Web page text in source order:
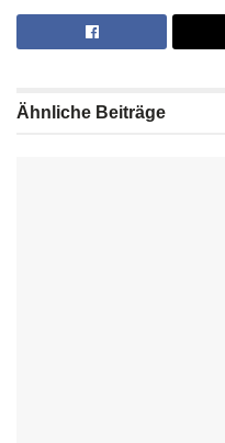
Ähnliche Beiträge